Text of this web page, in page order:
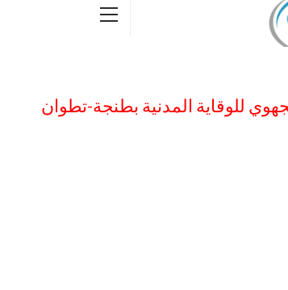
للوقاية المدنية بطنجة-تطوان